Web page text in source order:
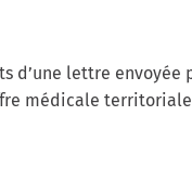
lettre envoyée
médicale